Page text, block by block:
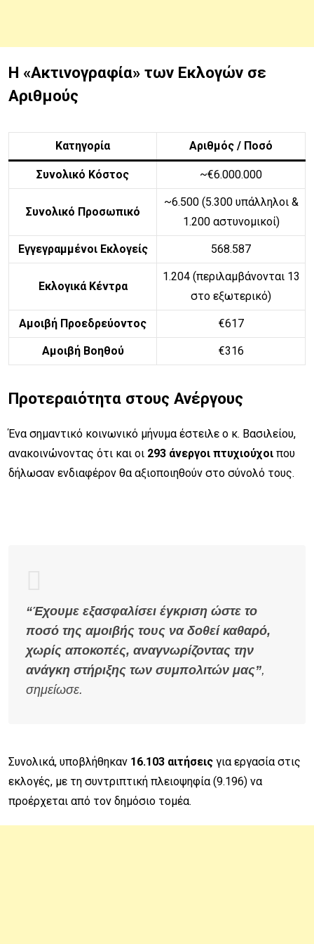
Η «Ακτινογραφία» των Εκλογών σε
Αριθμούς
Κατηγορία Αριθμός / Ποσό
Συνολικό Κόστος ~€6.000.000
Συνολικό Προσωπικό
~6.500 (5.300 υπάλληλοι &
1.200 αστυνομικοί)
Εγγεγραμμένοι Εκλογείς 568.587
Εκλογικά Κέντρα
1.204 (περιλαμβάνονται 13
στο εξωτερικό)
Αμοιβή Προεδρεύοντος €617
Αμοιβή Βοηθού €316
Προτεραιότητα στους Ανέργους
Ένα σημαντικό κοινωνικό μήνυμα έστειλε ο κ. Βασιλείου,
ανακοινώνοντας ότι και οι 293 άνεργοι πτυχιούχοι που
δήλωσαν ενδιαφέρον θα αξιοποιηθούν στο σύνολό τους.
“Έχουμε εξασφαλίσει έγκριση ώστε το
ποσό της αμοιβής τους να δοθεί καθαρό,
χωρίς αποκοπές, αναγνωρίζοντας την
ανάγκη στήριξης των συμπολιτών μας”,
σημείωσε.
Συνολικά, υποβλήθηκαν 16.103 αιτήσεις για εργασία στις
εκλογές, με τη συντριπτική πλειοψηφία (9.196) να
προέρχεται από τον δημόσιο τομέα.